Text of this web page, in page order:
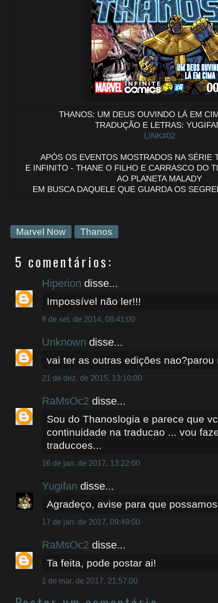
THANOS: UM DEUS OUVINDO LÁ EM
TRADUÇÃO E LETRAS:
LINK#02
APÓS OS EVENTOS MOSTRADOS NA SÉRIE
E INFINITO - THANE O FILHO E CARRASCO DO
AO PLANETA MALADY
EM BUSCA DAQUELE QUE GUARDA OS
Marvel Now Thanos
5 comentários:
Hiperion disse...
Impossível não ler!!!
8 de set. de 2014, 08:41:00
Unknown disse...
vai ter as outras edições nao?parou
21 de dez. de 2015, 13:10:00
RaMsOc2 disse...
Sou do Thanoslogia e parece que
continuidade na traducao ... vou
traducoes...
16 de jan. de 2017, 13:22:00
Yugifan disse...
Agradeço, avise para que
17 de jan. de 2017, 09:49:00
RaMsOc2 disse...
Ta feita, pode postar ai!
1 de mar. de 2017, 21:57:00